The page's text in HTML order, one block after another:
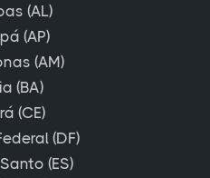
(AL)
(AP)
(AM)
(BA)
(CE)
(DF)
(ES)